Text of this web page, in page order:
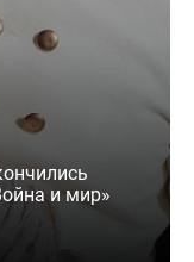
и мир»